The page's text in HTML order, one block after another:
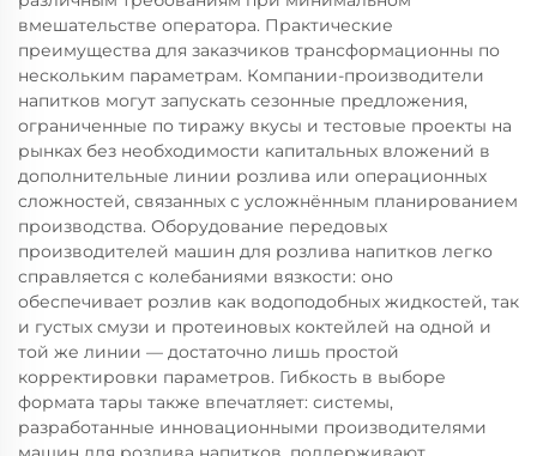
вмешательстве оператора. Практические
преимущества для заказчиков трансформационны по
нескольким параметрам. Компании-производители
напитков могут запускать сезонные предложения,
ограниченные по тиражу вкусы и тестовые проекты на
рынках без необходимости капитальных вложений в
дополнительные линии розлива или операционных
сложностей, связанных с усложнённым планированием
производства. Оборудование передовых
производителей машин для розлива напитков легко
справляется с колебаниями вязкости: оно
обеспечивает розлив как водоподобных жидкостей, так
и густых смузи и протеиновых коктейлей на одной и
той же линии — достаточно лишь простой
корректировки параметров. Гибкость в выборе
формата тары также впечатляет: системы,
разработанные инновационными производителями